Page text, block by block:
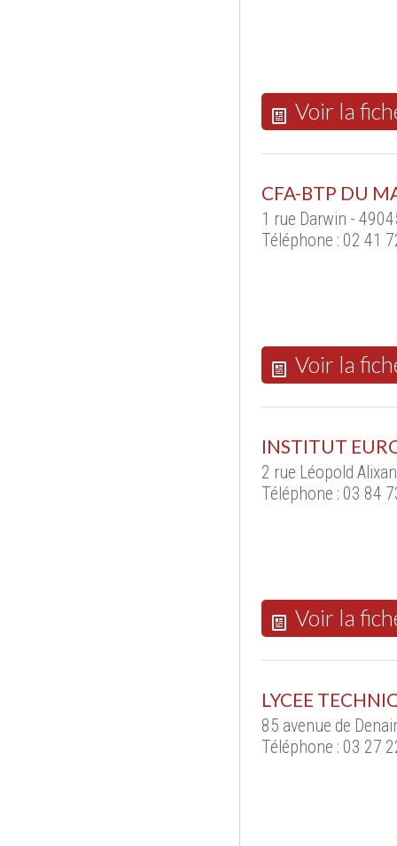
Voir la
CFA-BTP DU
1 rue Darwin -
Téléphone : 02 41
Voir la
INSTITUT
2 rue Léopold
Téléphone : 03 84
Voir la
LYCEE
85 avenue de
Téléphone : 03 27